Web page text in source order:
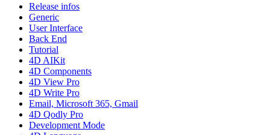
Release infos
Generic
User Interface
Back End
Tutorial
4D AIKit
4D Components
4D View Pro
4D Write Pro
Email, Microsoft 365, Gmail
4D Qodly Pro
Development Mode